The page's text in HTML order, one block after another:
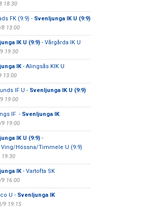
18:30
FK (9:9) - Svenljunga IK U (9:9)
13:00
IK U (9:9)- Vårgårda IK U
19:30
IK- Alingsås KIK U
13:00
IF U - Svenljunga IK U (9:9)
19:00
IF - Svenljunga IK
19:00
IK U (9:9)-
Ving/Hössna/Timmele U (9:9)
19:30
IK- Vartofta SK
16:00
U - Svenljunga IK
9 19:15